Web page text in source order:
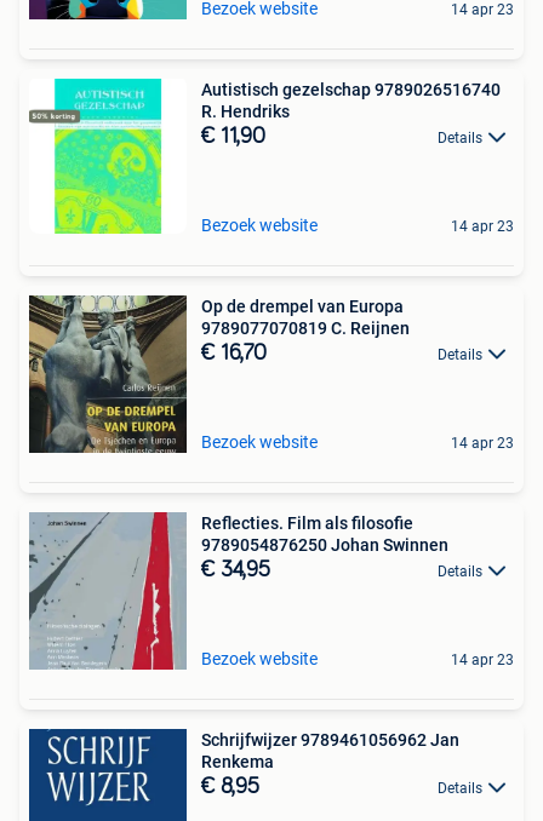
Bezoek website 14 apr 23
Autistisch gezelschap 9789026516740
R. Hendriks
€ 11,90 Details
Bezoek website 14 apr 23
Op de drempel van Europa
9789077070819 C. Reijnen
€ 16,70 Details
Bezoek website 14 apr 23
Reflecties. Film als filosofie
9789054876250 Johan Swinnen
€ 34,95 Details
Bezoek website 14 apr 23
Schrijfwijzer 9789461056962 Jan
Renkema
€ 8,95 Details